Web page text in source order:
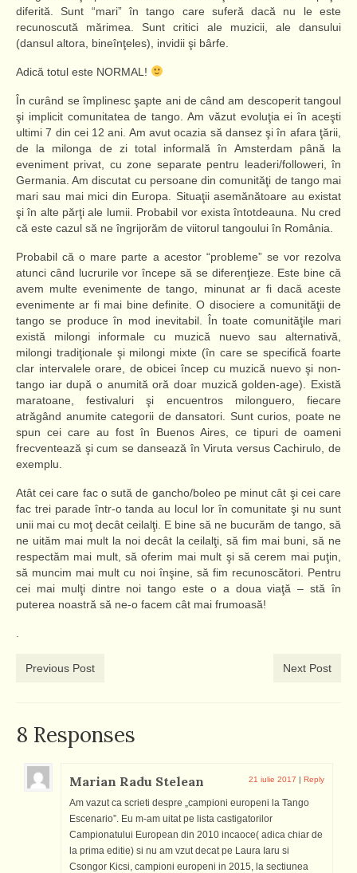
diferită. Sunt “mari” în tango care suferă dacă nu le este
recunoscută mărimea. Sunt critici ale muzicii, ale dansului
(dansul altora, bineînţeles), invidii şi bârfe.
Adică totul este NORMAL!
În curând se împlinesc şapte ani de când am descoperit tangoul
şi implicit comunitatea de tango. Am văzut evoluţia ei în aceşti
ultimi 7 din cei 12 ani. Am avut ocazia să dansez şi în afara ţării,
de la milonga de zi total informală în Amsterdam până la
eveniment privat, cu zone separate pentru leaderi/followeri, în
Germania. Am discutat cu persoane din comunităţi de tango mai
mari sau mai mici din Europa. Situaţii asemănătoare au existat
şi în alte părţi ale lumii. Probabil vor exista întotdeauna. Nu cred
că este cazul să ne îngrijorăm de viitorul tangoului în România.
Probabil că o mare parte a acestor “probleme” se vor rezolva
atunci când lucrurile vor începe să se diferenţieze. Este bine că
avem multe evenimente de tango, minunat ar fi dacă aceste
evenimente ar fi mai bine definite. O disociere a comunităţii de
tango se produce în mod inevitabil. În toate comunităţile mari
există milongi informale cu muzică nuevo sau alternativă,
milongi tradiţionale şi milongi mixte (în care se specifică foarte
clar intervalele orare, de obicei încep cu muzică nuevo şi non-
tango iar după o anumită oră doar muzică golden-age). Există
maratoane, festivaluri şi encuentros milonguero, fiecare
atrăgând anumite categorii de dansatori. Sunt curios, poate ne
spun cei care au fost în Buenos Aires, ce tipuri de oameni
frecventează şi cum se dansează în Viruta versus Cachirulo, de
exemplu.
Atât cei care fac o sută de gancho/boleo pe minut cât şi cei care
fac trei parade într-o tanda au locul lor în comunitate şi nu sunt
unii mai cu moţ decât ceilalţi. E bine să ne bucurăm de tango, să
ne uităm mai mult la noi decât la ceilalţi, să fim mai buni, să ne
respectăm mai mult, să oferim mai mult şi să cerem mai puţin,
să muncim mai mult cu noi înşine, să fim recunoscători. Pentru
cei mai mulţi dintre noi tango este o a doua viaţă – stă în
puterea noastră să ne-o facem cât mai frumoasă!
Previous Post Next Post
8 Responses
Marian Radu Stelean 21 iulie 2017 | Reply
Am vazut ca scrieti despre „campioni europeni la Tango
Escenario”. Eu m-am uitat pe lista castigatorilor
Campionatului European din 2010 incaoce( adica chiar de
la prima editie) si nu am vzut decat pe Laura Iaru si
Csongor Kicsi, campioni europeni in 2015, la sectiunea